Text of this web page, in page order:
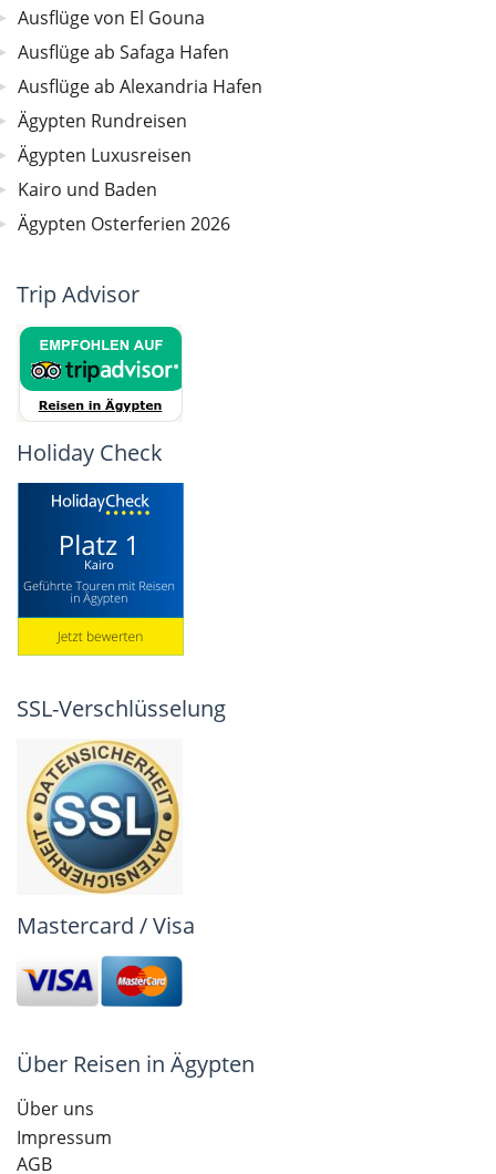
Ausflüge von El Gouna
Ausflüge ab Safaga Hafen
Ausflüge ab Alexandria Hafen
Ägypten Rundreisen
Ägypten Luxusreisen
Kairo und Baden
Ägypten Osterferien 2026
Trip Advisor
Holiday Check
SSL-Verschlüsselung
Mastercard / Visa
Über Reisen in Ägypten
Über uns
Impressum
AGB